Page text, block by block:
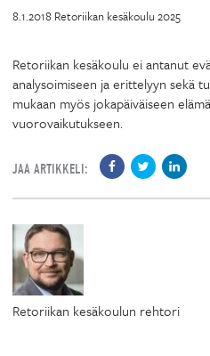
8.1.2018 Retoriikan kesäkoulu 2025
Retoriikan kesäkoulu ei antanut
analysoimiseen ja erittelyyn sekä
mukaan myös jokapäiväiseen
vuorovaikutukseen.
JAA ARTIKKELI:
Retoriikan kesäkoulun rehtori